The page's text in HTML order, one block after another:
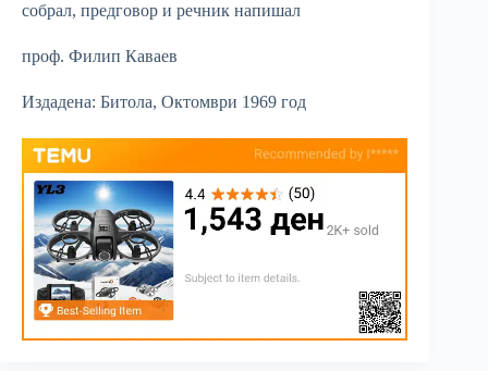
собрал, предговор и речник напишал
проф. Филип Каваев
Издадена: Битола, Октомври 1969 год